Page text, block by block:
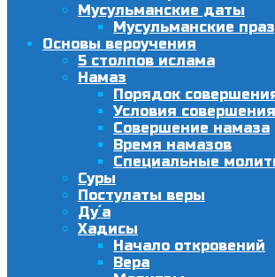
Мусульманские даты
Мусульманские
Основы вероучения
5 столпов ислама
Намаз
Порядок
Условия
Совершение намаза
Время намазов
Специальные
Суры
Постулаты веры
Ду´а
Хадисы
Начало откровений
Вера